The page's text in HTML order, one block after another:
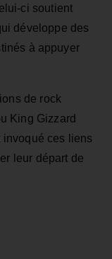
ci soutient
développe des
à appuyer
de rock
King Gizzard
invoqué ces liens
leur départ de